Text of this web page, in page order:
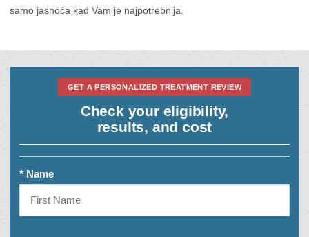
samo jasnoća kad Vam je najpotrebnija.
GET A PERSONALIZED TREATMENT REVIEW
Check your eligibility,
results, and cost
* Name